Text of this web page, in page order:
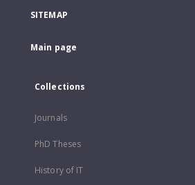
SITEMAP
Main page
Collections
Journals
PhD Theses
History of IT